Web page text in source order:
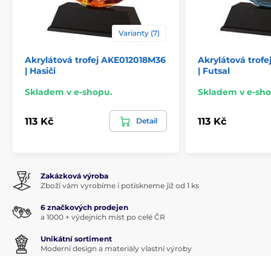
Varianty (7)
Akrylátová trofej AKE012018M36
| Hasiči
Skladem v e-shopu.
113 Kč Detail
Akrylátová trofej
| Futsal
Skladem v e-
113 Kč
Zakázková výroba
Zboží vám vyrobíme i potiskneme již od 1 ks
6 značkových prodejen
a 1000 + výdejních míst po celé ČR
Unikátní sortiment
Moderní design a materiály vlastní výroby